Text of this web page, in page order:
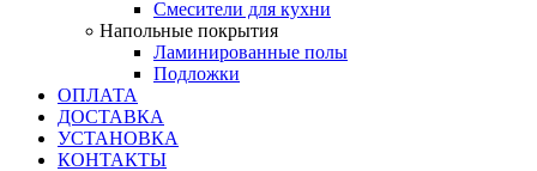
Смесители для кухни
Напольные покрытия
Ламинированные полы
Подложки
ОПЛАТА
ДОСТАВКА
УСТАНОВКА
КОНТАКТЫ